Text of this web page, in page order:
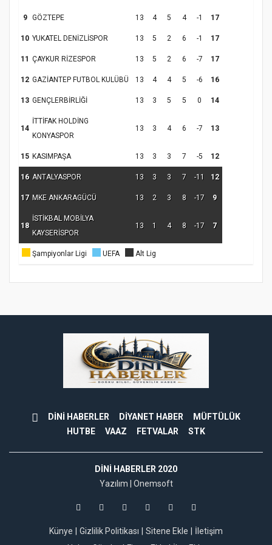
Samsun Atakum’da Ayasofya Camii
Etkinliği
Türkiye’de insanlar dinle bağlarını
koparıyor mu?
9 GÖZTEPE 13 4 5 4 -1 17
10 YUKATEL DENİZLİSPOR 13 5 2 6 -1 17
11 ÇAYKUR RİZESPOR 13 5 2 6 -7 17
12 GAZİANTEP FUTBOL KULÜBÜ 13 4 4 5 -6 16
13 GENÇLERBİRLİĞİ 13 3 5 5 0 14
14
İTTİFAK HOLDİNG
KONYASPOR
13 3 4 6 -7 13
15 KASIMPAŞA 13 3 3 7 -5 12
16 ANTALYASPOR 13 3 3 7 -11 12
17 MKE ANKARAGÜCÜ 13 2 3 8 -17 9
18
İSTİKBAL MOBİLYA
KAYSERİSPOR
13 1 4 8 -17 7
Şampiyonlar Ligi UEFA Alt Lig
DİNİ HABERLER DİYANET HABER
MÜFTÜLÜK
HUTBE
VAAZ FETVALAR STK
DINI HABERLER 2020
Yazılım | Onemsoft
Künye Gizlilik Politikası Sitene Ekle
İletişim